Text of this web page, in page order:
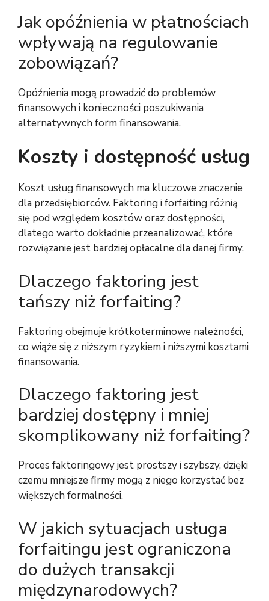
Jak opóźnienia w płatnościach
wpływają na regulowanie
zobowiązań?
Opóźnienia mogą prowadzić do problemów
finansowych i konieczności poszukiwania
alternatywnych form finansowania.
Koszty i dostępność usług
Koszt usług finansowych ma kluczowe znaczenie
dla przedsiębiorców. Faktoring i forfaiting różnią
się pod względem kosztów oraz dostępności,
dlatego warto dokładnie przeanalizować, które
rozwiązanie jest bardziej opłacalne dla danej firmy.
Dlaczego faktoring jest
tańszy niż forfaiting?
Faktoring obejmuje krótkoterminowe należności,
co wiąże się z niższym ryzykiem i niższymi kosztami
finansowania.
Dlaczego faktoring jest
bardziej dostępny i mniej
skomplikowany niż forfaiting?
Proces faktoringowy jest prostszy i szybszy, dzięki
czemu mniejsze firmy mogą z niego korzystać bez
większych formalności.
W jakich sytuacjach usługa
forfaitingu jest ograniczona
do dużych transakcji
międzynarodowych?